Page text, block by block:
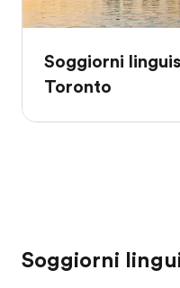
Soggiorni
Toronto
Soggiorni